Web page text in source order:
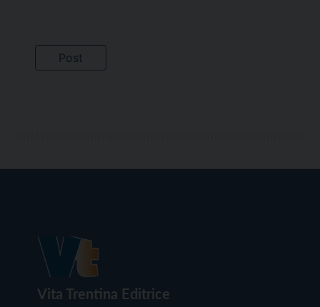
Vita Trentina Editrice